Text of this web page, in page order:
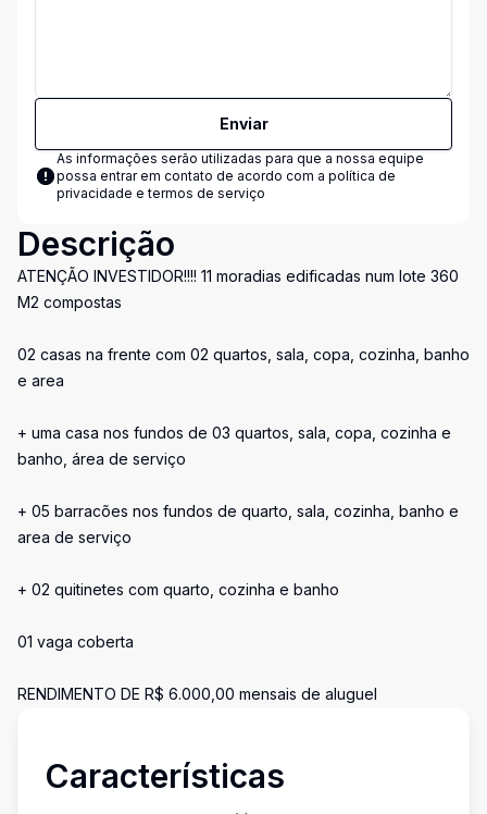
Enviar
As informações serão utilizadas para que a nossa equipe
possa entrar em contato de acordo com a política de
privacidade e termos de serviço
Descrição
ATENÇÃO INVESTIDOR!!!! 11 moradias edificadas num lote 360
M2 compostas
02 casas na frente com 02 quartos, sala, copa, cozinha, banho
e area
+ uma casa nos fundos de 03 quartos, sala, copa, cozinha e
banho, área de serviço
+ 05 barracões nos fundos de quarto, sala, cozinha, banho e
area de serviço
+ 02 quitinetes com quarto, cozinha e banho
01 vaga coberta
RENDIMENTO DE R$ 6.000,00 mensais de aluguel
Características